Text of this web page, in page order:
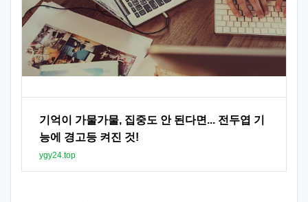
기억이 가물가물, 집중도 안 된다면... 전두엽 기
능에 경고등 켜진 것!
ygy24.top